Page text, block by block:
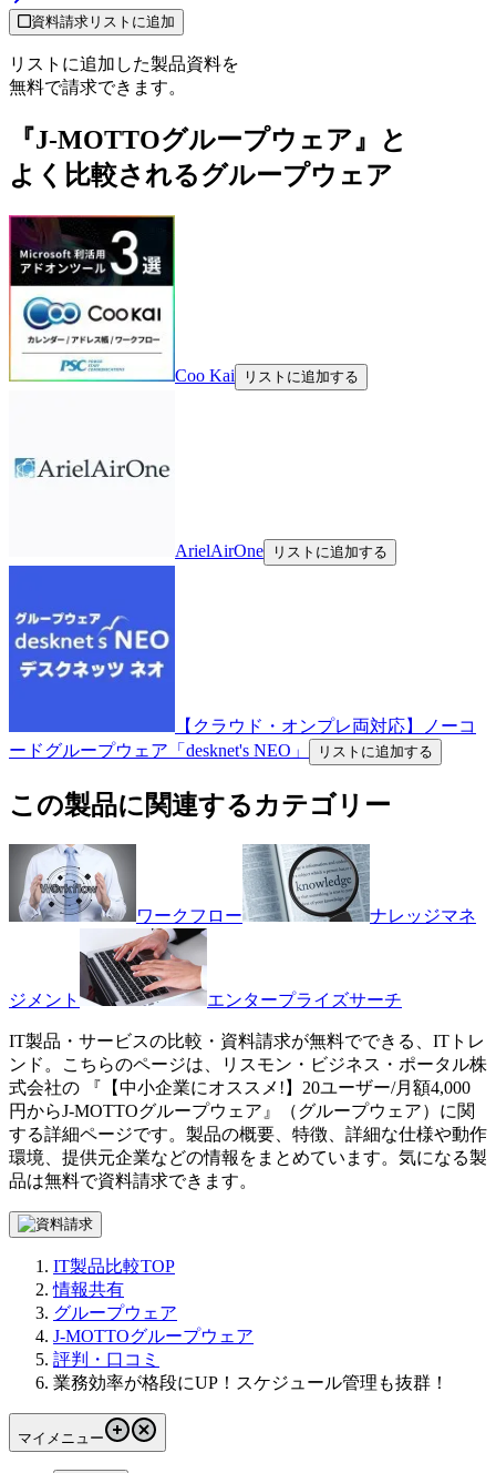
資料請求リストに追加
リストに追加した製品資料を
無料で請求できます。
『J-MOTTOグループウェア』と
よく比較されるグループウェア
Coo Kai リストに追加する
ArielAirOne リストに追加する
【クラウド・オンプレ両対応】ノーコ
ードグループウェア「desknet's NEO」
リストに追加する
この製品に関連するカテゴリー
ワークフロー ナレッジマネ
ジメント エンタープライズサーチ
IT製品・サービスの比較・資料請求が無料でできる、ITトレ
ンド。こちらのページは、
リスモン・ビジネス・ポータル株
式会社の 『
【中小企業にオススメ!】20ユーザー/月額4,000
円からJ-MOTTOグループウェア』（グループウェア）に関
する詳細ページです。製品の概要、特徴、詳細な仕様や動作
環境、提供元企業などの情報をまとめています。気になる製
品は無料で資料請求できます。
IT製品比較TOP
情報共有
グループウェア
J-MOTTOグループウェア
評判・口コミ
業務効率が格段にUP！スケジュール管理も抜群！
マイメニュー